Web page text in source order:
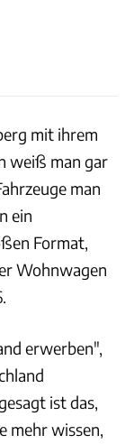
mit ihrem
weiß man gar
man
ein
Format,
Wohnwagen
erwerben",
ist das,
mehr wissen,